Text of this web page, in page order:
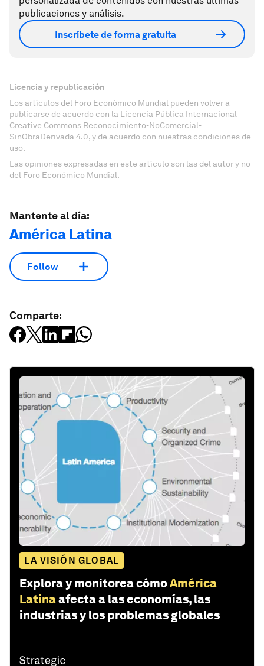
publicaciones y análisis.
Inscríbete de forma gratuita
Licencia y republicación
Los artículos del Foro Económico Mundial pueden volver a
publicarse de acuerdo con la Licencia Pública Internacional
Creative Commons Reconocimiento-NoComercial-
SinObraDerivada 4.0, y de acuerdo con nuestras condiciones de
uso.
Las opiniones expresadas en este artículo son las del autor y no
del Foro Económico Mundial.
Mantente al día:
América Latina
Follow
Comparte:
LA VISIÓN GLOBAL
Explora y monitorea cómoAmérica
Latinaafecta a las economías, las
industrias y los problemas globales